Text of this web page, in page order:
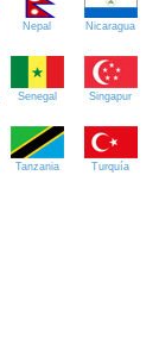
Nepal Nicaragua
Senegal Singapur
Tanzania Turquía